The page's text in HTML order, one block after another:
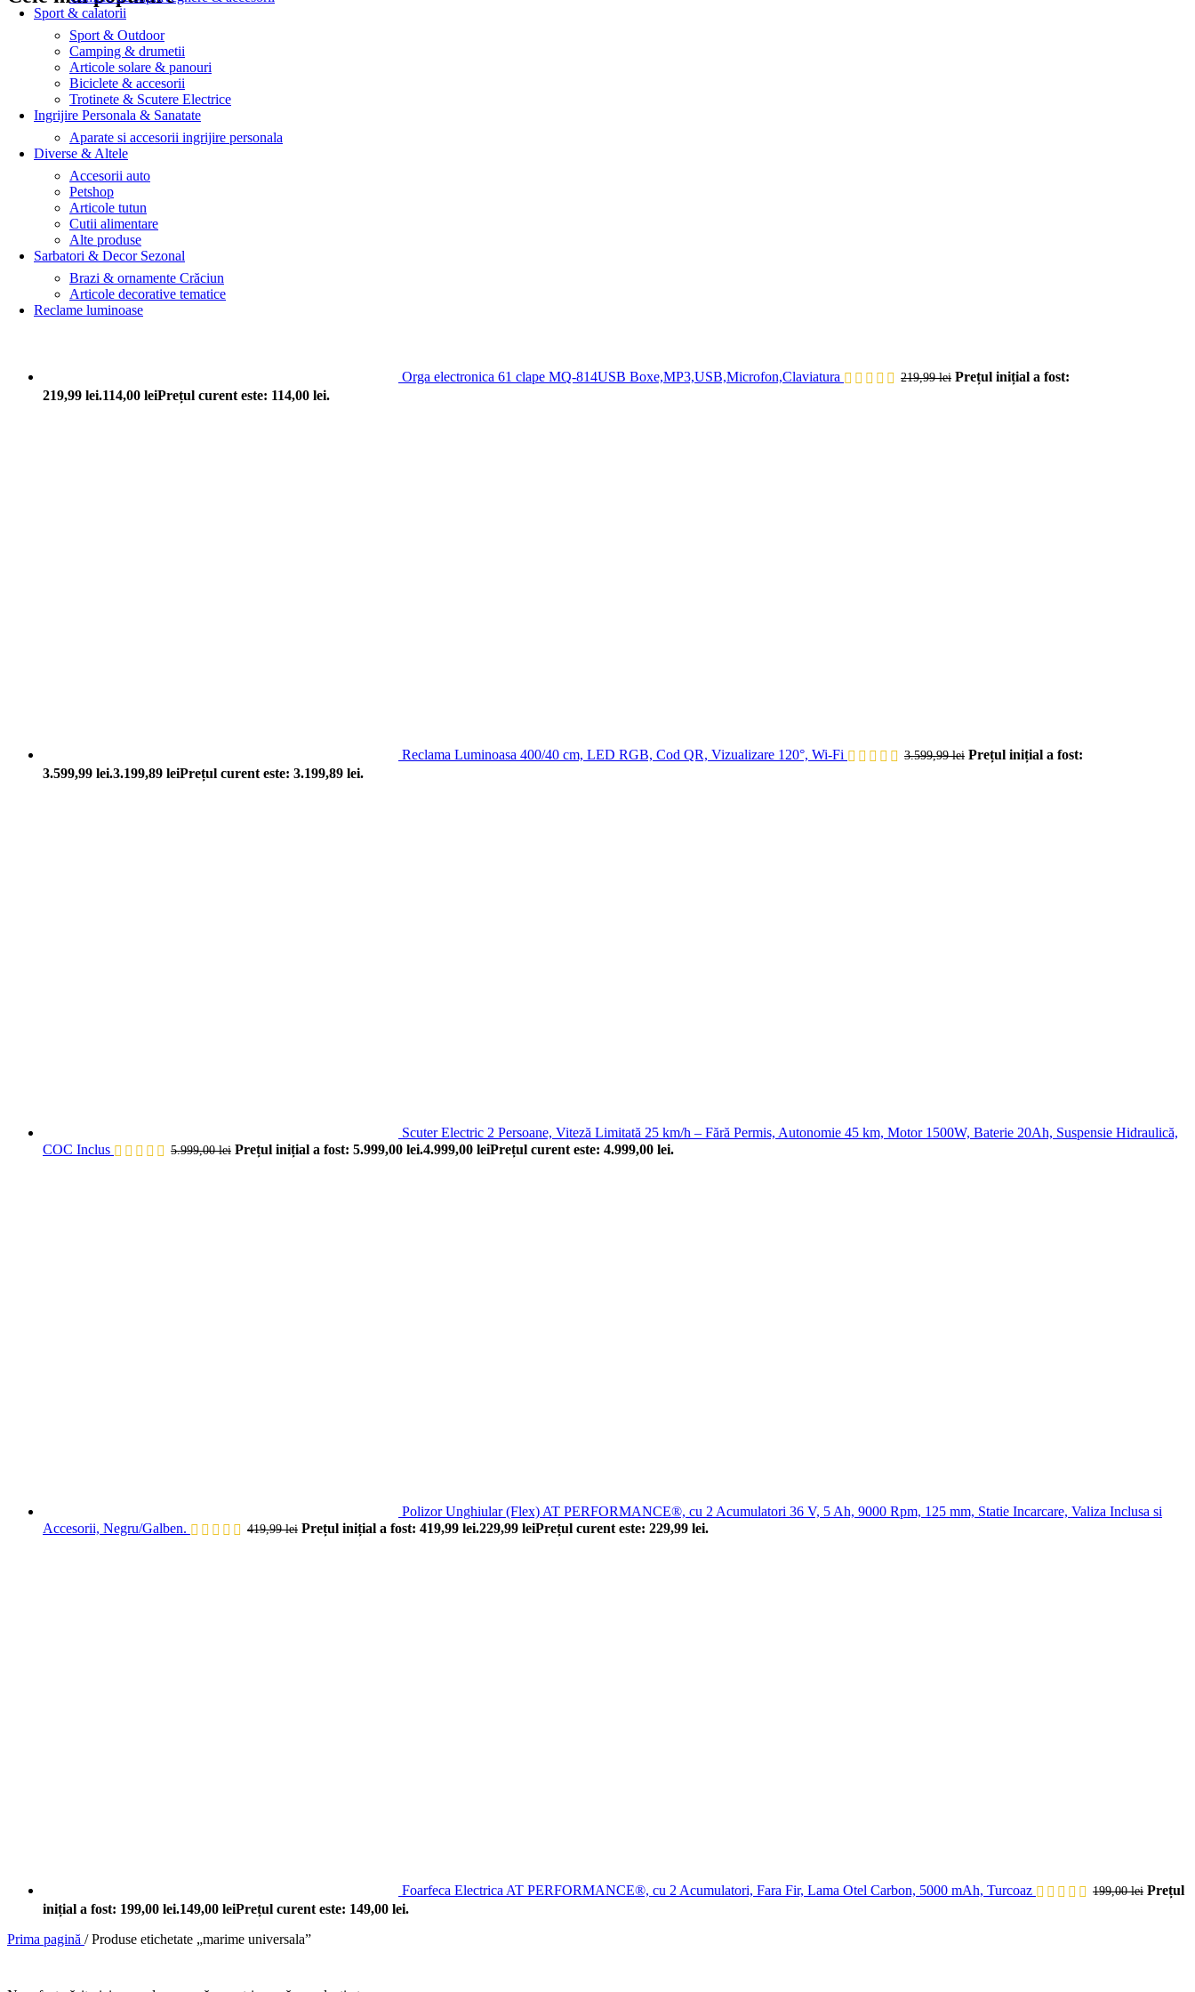
Sport & calatorii
Sport & Outdoor
Camping & drumetii
Articole solare & panouri
Biciclete & accesorii
Trotinete & Scutere Electrice
Ingrijire Personala & Sanatate
Aparate si accesorii ingrijire personala
Diverse & Altele
Accesorii auto
Petshop
Articole tutun
Cutii alimentare
Alte produse
Sarbatori & Decor Sezonal
Brazi & ornamente Crăciun
Articole decorative tematice
Reclame luminoase
Orga electronica 61 clape MQ-814USB Boxe,MP3,USB,Microfon,Claviatura 219,99lei Prețul inițial a fost:
219,99 lei.114,00 leiPrețul curent este: 114,00 lei.
Reclama Luminoasa 400/40 cm, LED RGB, Cod QR, Vizualizare 120°, Wi-Fi 3.599,99lei Prețul inițial a fost:
3.599,99 lei.3.199,89 leiPrețul curent este: 3.199,89 lei.
Scuter Electric 2 Persoane, Viteză Limitată 25 km/h – Fără Permis, Autonomie 45 km, Motor 1500W, Baterie 20Ah, Suspensie Hidraulică,
COC Inclus
5.999,00lei Prețul inițial a fost: 5.999,00 lei.4.999,00 leiPrețul curent este: 4.999,00 lei.
Polizor Unghiular (Flex) AT PERFORMANCE®, cu 2 Acumulatori 36 V, 5 Ah, 9000 Rpm, 125 mm, Statie Incarcare, Valiza Inclusa si
Accesorii, Negru/Galben.
419,99lei Prețul inițial a fost: 419,99 lei.229,99 leiPrețul curent este: 229,99 lei.
Foarfeca Electrica AT PERFORMANCE®, cu 2 Acumulatori, Fara Fir, Lama Otel Carbon, 5000 mAh, Turcoaz 199,00lei Prețul
inițial a fost: 199,00 lei.149,00 leiPrețul curent este: 149,00 lei.
Prima pagină / Produse etichetate „marime universala”